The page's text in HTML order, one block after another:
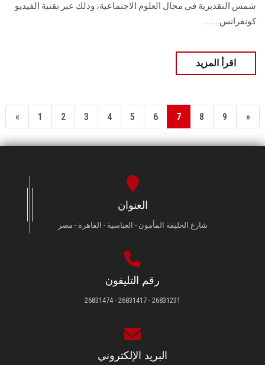
شمس التقديرية في مجال العلوم الاجتماعية، وذلك عبر تقنية الفيديو
كونفرانس.........
اقرأ المزيد
« 1 2 3 4 5 6 7 8 9 »
العنوان
شارع الخليفة المأمون - العباسية - القاهرة - مصر
رقم التليفون
26831231 - 26831417 - 26831474
البريد الإلكتروني